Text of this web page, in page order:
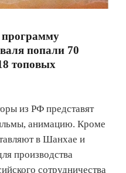
попали 70
топовых
из РФ представят
анимацию. Кроме
в Шанхае и
производства
сотрудничества